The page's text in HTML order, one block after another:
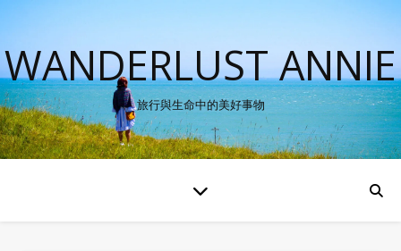
WANDERLUST ANNIE
旅行與生命中的美好事物